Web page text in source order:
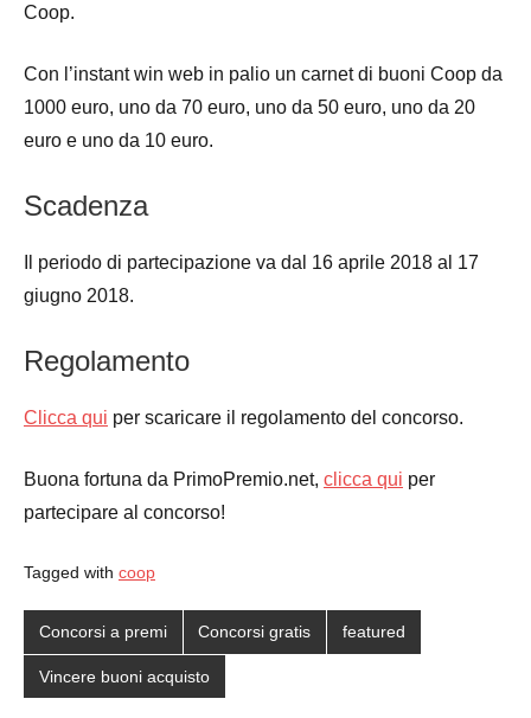
Coop.
Con l’instant win web in palio un carnet di buoni Coop da
1000 euro, uno da 70 euro, uno da 50 euro, uno da 20
euro e uno da 10 euro.
Scadenza
Il periodo di partecipazione va dal 16 aprile 2018 al 17
giugno 2018.
Regolamento
Clicca qui per scaricare il regolamento del concorso.
Buona fortuna da PrimoPremio.net, clicca qui per
partecipare al concorso!
Tagged with coop
Concorsi a premi Concorsi gratis featured
Vincere buoni acquisto